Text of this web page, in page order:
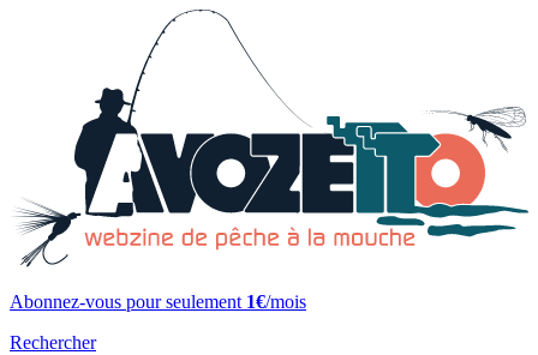
Abonnez-vous pour seulement 1€/mois
Rechercher